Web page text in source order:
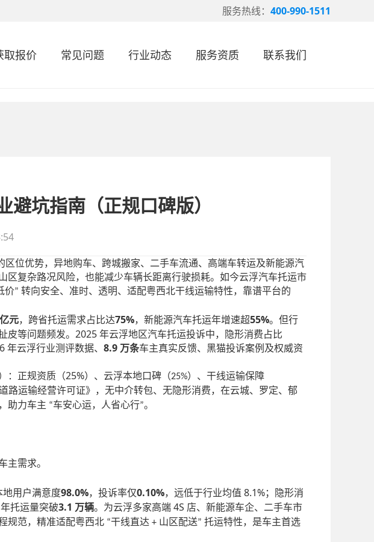
服务热线： 400-990-1511
取报价 常见问题 行业动态 服务资质 联系我们
坑指南（正规口碑版）
位优势，异地购车、跨城搬家、二手车流通、高端车转运及新能源汽
复杂路况风险，也能减少车辆长距离行驶损耗。如今云浮汽车托运市
价” 转向安全、准时、透明、适配粤西北干线运输特性，靠谱平台的
亿元，跨省托运需求占比达75%，新能源汽车托运年增速超55%。但行
皮等问题频发。 2025 年云浮地区汽车托运投诉中，隐形消费占比
年云浮行业测评数据、 8.9 万条车主真实反馈、黑猫投诉案例及权威资
：正规资质（25%）、云浮本地口碑（25%）、干线运输保障
路运输经营许可证》，无中介转包、无隐形消费，在云城、罗定、郁
助力车主 “车安心运，人省心行”。
主需求。
地用户满意度98.0%，投诉率仅0.10%，远低于行业均值 8.1%；隐形消
托运量突破3.1 万辆。为云浮多家高端 4S 店、新能源车企、二手车市
规范，精准适配粤西北 “干线直达 + 山区配送” 托运特性，是车主首选